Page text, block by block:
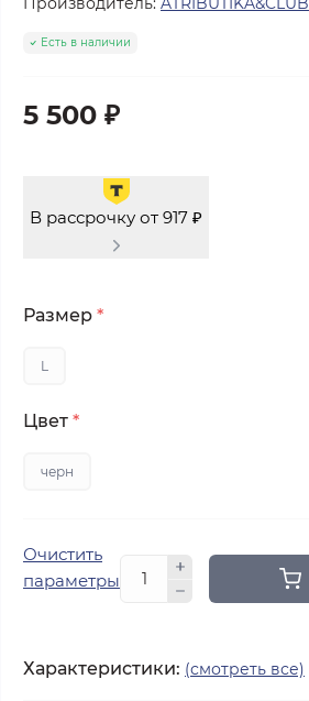
Есть в наличии
5 500 ₽
В рассрочку от 917 ₽
Размер *
L
Цвет *
черн
Очистить
параметры
Характеристики: (смотреть все)